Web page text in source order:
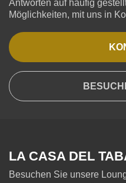
Antworten auf häufig
Möglichkeiten, mit uns in
LA CASA DEL
Besuchen Sie unsere